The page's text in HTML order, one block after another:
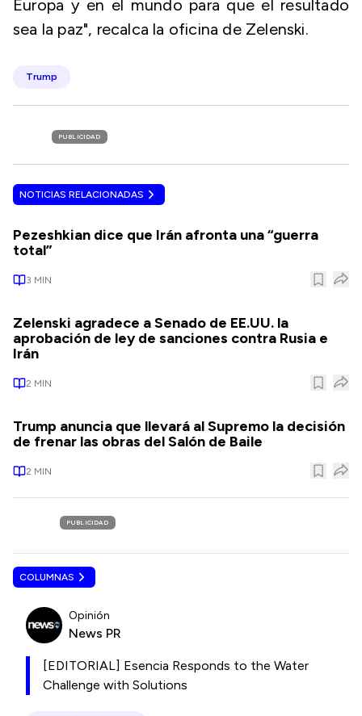
Europa y en el mundo para que el resultado
sea la paz", recalca la oficina de Zelenski.
Trump
PUBLICIDAD
NOTICIAS RELACIONADAS
Pezeshkian dice que Irán afronta una “guerra
total”
3 MIN
Zelenski agradece a Senado de EE.UU. la
aprobación de ley de sanciones contra Rusia e
Irán
2 MIN
Trump anuncia que llevará al Supremo la decisión
de frenar las obras del Salón de Baile
2 MIN
PUBLICIDAD
COLUMNAS
Opinión
News PR
[EDITORIAL] Esencia Responds to the Water
Challenge with Solutions